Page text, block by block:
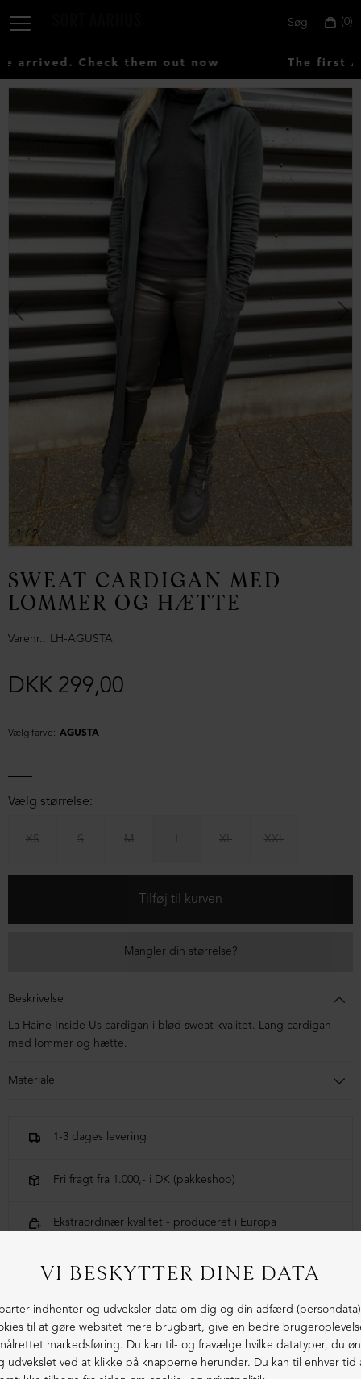
Denmark
0
Søg
Check them out now The first
1 / 2
SWEAT CARDIGAN MED
LOMMER OG HÆTTE
Varenr. LH-AGUSTA
DKK 299,00
Vælg farve: AGUSTA
Vælg størrelse:
XS S M L XL XXL
Mangler din størrelse?
Beskrivelse
La Haine Inside Us cardigan i blød sweat kvalitet. Lang cardigan
med lommer og hætte.
Materiale
1-3 dages levering
Fri fragt fra 1.000,- i DK (pakkeshop)
Ekstraordinær kvalitet - produceret i Europa
LIGNENDE PRODUKTER